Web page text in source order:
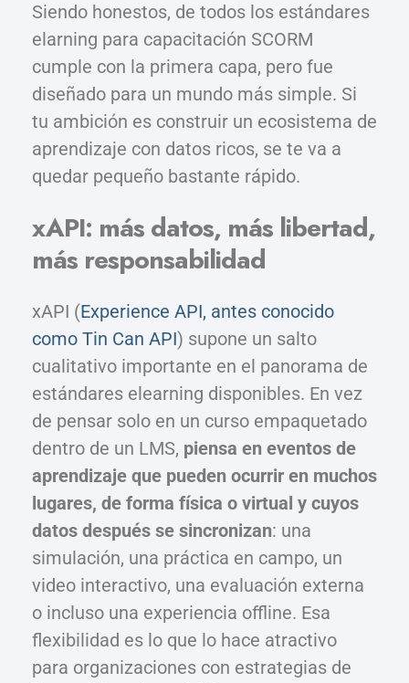
Siendo honestos, de todos los estándares
elarning para capacitación SCORM
cumple con la primera capa, pero fue
diseñado para un mundo más simple. Si
tu ambición es construir un ecosistema de
aprendizaje con datos ricos, se te va a
quedar pequeño bastante rápido.
xAPI: más datos, más libertad,
más responsabilidad
xAPI (Experience API, antes conocido
como Tin Can API) supone un salto
cualitativo importante en el panorama de
estándares elearning disponibles. En vez
de pensar solo en un curso empaquetado
dentro de un LMS, piensa en eventos de
aprendizaje que pueden ocurrir en muchos
lugares, de forma física o virtual y cuyos
datos después se sincronizan: una
simulación, una práctica en campo, un
video interactivo, una evaluación externa
o incluso una experiencia offline. Esa
flexibilidad es lo que lo hace atractivo
para organizaciones con estrategias de